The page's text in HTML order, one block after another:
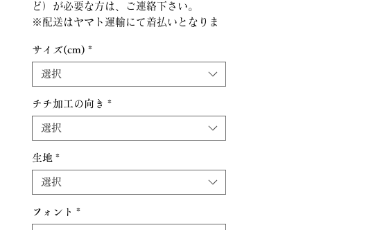
ど）が必要な方は、ご連絡下さい。
※配送はヤマト運輸にて着払いとなりま
※色はPC画面・画像データの近似色にな
ります。
※旗は折り畳んでのお届けになります。
※ポンジ・トロピカル生地はお問い合わ
せください。
サイズ(cm) *
選択
チチ加工の向き *
選択
生地 *
選択
フォント *